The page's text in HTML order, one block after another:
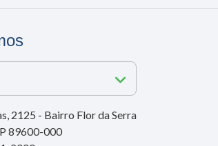
2125 - Bairro Flor da Serra
89600-000